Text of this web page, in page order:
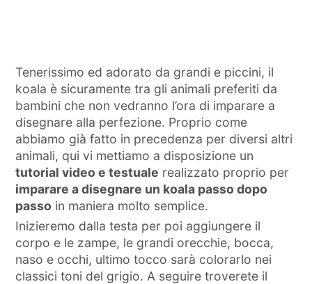
Tenerissimo ed adorato da grandi e piccini, il
koala è sicuramente tra gli animali preferiti da
bambini che non vedranno l’ora di imparare a
disegnare alla perfezione. Proprio come
abbiamo già fatto in precedenza per diversi altri
animali, qui vi mettiamo a disposizione un
tutorial video e testuale realizzato proprio per
imparare a disegnare un koala passo dopo
passo in maniera molto semplice.
Inizieremo dalla testa per poi aggiungere il
corpo e le zampe, le grandi orecchie, bocca,
naso e occhi, ultimo tocco sarà colorarlo nei
classici toni del grigio. A seguire troverete il